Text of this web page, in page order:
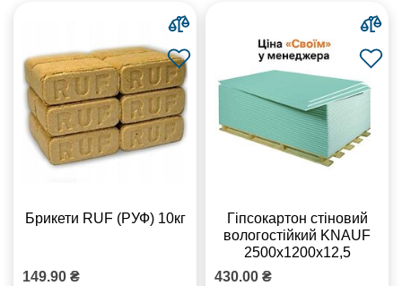
Брикети RUF (РУФ) 10кг
149.90 ₴
Гіпсокартон стіновий
вологостійкий KNAUF
2500х1200х12,5
430.00 ₴